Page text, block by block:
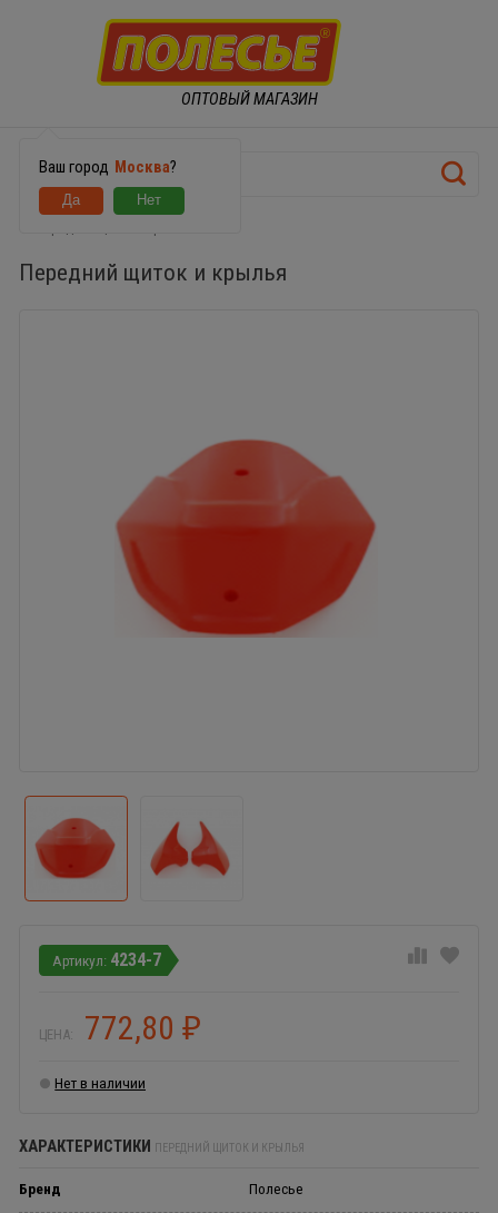
ОПТОВЫЙ МАГАЗИН
Ваш город Москва?
Передний щиток и крылья
4234-7
ЦЕНА: 772,80 ₽
Нет в наличии
ХАРАКТЕРИСТИКИ ПЕРЕДНИЙ ЩИТОК И КРЫЛЬЯ
Бренд Полесье